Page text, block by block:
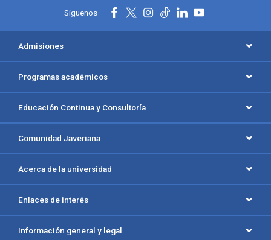
Síguenos
Admisiones
Programas académicos
Educación Continua y Consultoría
Comunidad Javeriana
Acerca de la universidad
Enlaces de interés
Información general y legal